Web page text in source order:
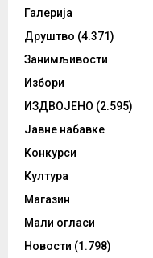
Галерија
Друштво (4.371)
Занимљивости
Избори
ИЗДВОЈЕНО (2.595)
Јавне набавке
Конкурси
Култура
Магазин
Мали огласи
Новости (1.798)